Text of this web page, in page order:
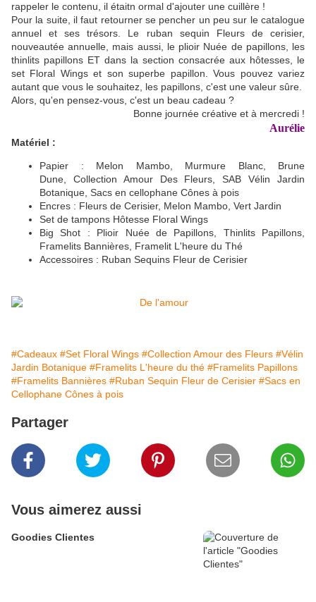
rappeler le contenu, il étaitn ormal d'ajouter une cuillère !
Pour la suite, il faut retourner se pencher un peu sur le catalogue
annuel et ses trésors. Le ruban sequin Fleurs de cerisier,
nouveautée annuelle, mais aussi, le plioir Nuée de papillons, les
thinlits papillons ET dans la section consacrée aux hôtesses, le
set Floral Wings et son superbe papillon. Vous pouvez variez
autant que vous le souhaitez, les papillons, c'est une valeur sûre.
Alors, qu'en pensez-vous, c'est un beau cadeau ?
Bonne journée créative et à mercredi !
Aurélie
Matériel :
Papier : Melon Mambo, Murmure Blanc, Brune
Dune, Collection Amour Des Fleurs, SAB Vélin Jardin
Botanique, Sacs en cellophane Cônes à pois
Encres : Fleurs de Cerisier, Melon Mambo, Vert Jardin
Set de tampons Hôtesse Floral Wings
Big Shot : Plioir Nuée de Papillons, Thinlits Papillons,
Framelits Bannières, Framelit L'heure du Thé
Accessoires : Ruban Sequins Fleur de Cerisier
#Cadeaux #Set Floral Wings #Collection Amour des Fleurs #Vélin
Jardin Botanique #Framelits L'heure du thé #Framelits Papillons
#Framelits Bannières #Ruban Sequin Fleur de Cerisier #Sacs en
Cellophane Cônes à pois
Partager
Vous aimerez aussi
Goodies Clientes